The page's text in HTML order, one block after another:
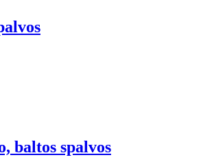
baltos spalvos